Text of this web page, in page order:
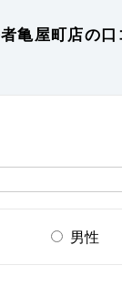
亀屋町店の口
男性